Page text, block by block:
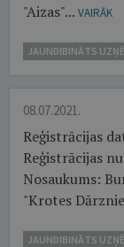
"Aizas"... VAIRĀK
JAUNDIBINĀTS
08.07.2021.
Reģistrācijas
Reģistrācijas
Nosaukums:
"Krotes
JAUNDIBINĀTS